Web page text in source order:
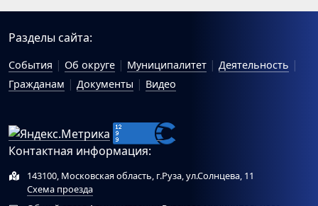
Разделы сайта:
События Об округе Муниципалитет
Деятельность
Гражданам
Документы Видео
Контактная информация:
143100, Московская область, г.Руза, ул.Солнцева, 11
Схема проезда